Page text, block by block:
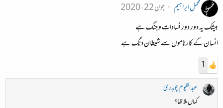
محمل ابراہیم
جون 22، 2020
بیشک یہ دور دور فسادات و جنگ ہے
انسان کے کارناموں سے شیطان دنگ ہے
1
عبدالقیوم چوہدری
کہاں ملا تھا؟